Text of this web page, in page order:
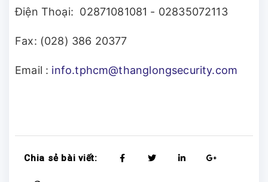
Điện Thoại: 02871081081 - 02835072113
Fax: (028) 386 20377
Email : info.tphcm@thanglongsecurity.com
Chia sẻ bài viết: